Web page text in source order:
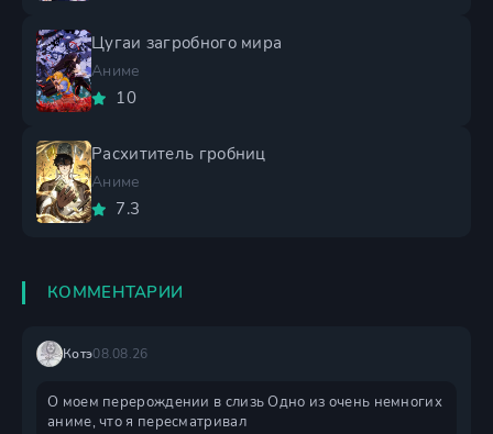
Цугаи загробного мира
Аниме
10
Расхититель гробниц
Аниме
7.3
КОММЕНТАРИИ
Котэ08.08.26
О моем перерождении в слизь Одно из очень немногих
аниме, что я пересматривал